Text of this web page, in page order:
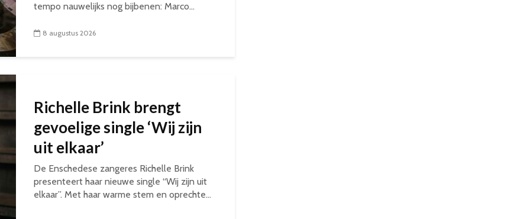
tempo nauwelijks nog bijbenen: Marco...
8 augustus 2026
Richelle Brink brengt
gevoelige single ‘Wij zijn
uit elkaar’
De Enschedese zangeres Richelle Brink
presenteert haar nieuwe single “Wij zijn uit
elkaar”. Met haar warme stem en oprechte...